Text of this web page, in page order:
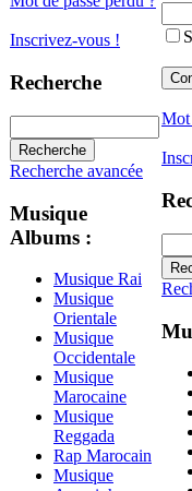
Inscrivez-vous !
Recherche
Recherche avancée
Musique
Albums :
Musique Rai
Musique
Orientale
Musique
Occidentale
Musique
Marocaine
Musique
Reggada
Rap Marocain
Musique
Mot